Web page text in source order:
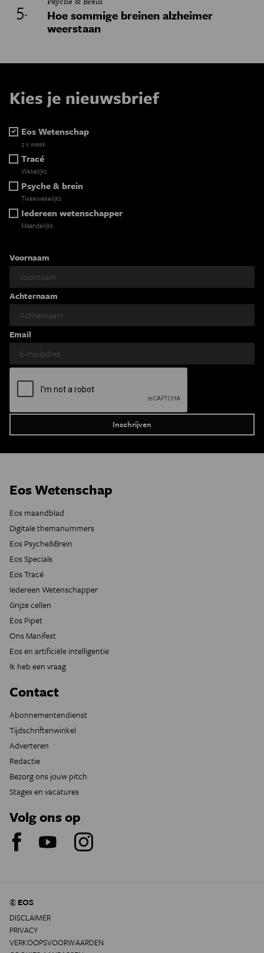
Hoe sommige breinen alzheimer
weerstaan
Kies je nieuwsbrief
Eos Wetenschap
2 x week
Tracé
Wekelijks
Psyche & brein
Tweewekelijks
Iedereen wetenschapper
Maandelijks
Voornaam
Achternaam
Email
Eos Wetenschap
Eos maandblad
Digitale themanummers
Eos Psyche&Brein
Eos Specials
Eos Tracé
Iedereen Wetenschapper
Grijze cellen
Eos Pipet
Ons Manifest
Eos en artificiële intelligentie
Ik heb een vraag
Contact
Abonnementendienst
Tijdschriftenwinkel
Adverteren
Redactie
Bezorg ons jouw pitch
Stages en vacatures
Volg ons op
© EOS
DISCLAIMER
PRIVACY
VERKOOPSVOORWAARDEN